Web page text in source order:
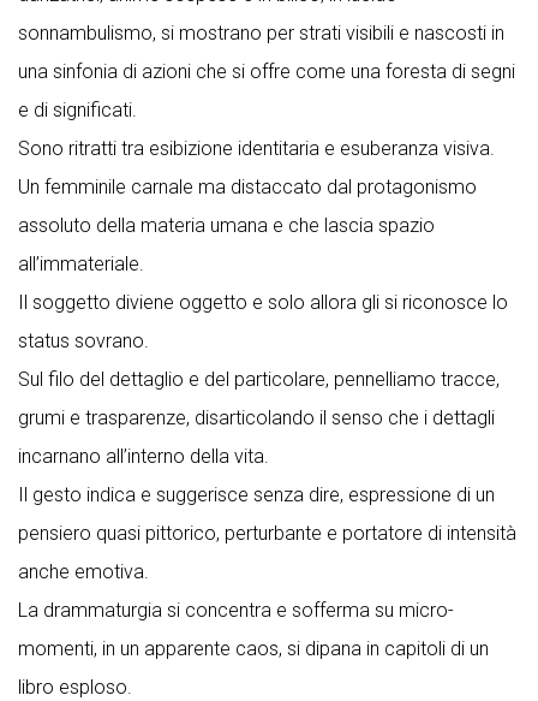
sonnambulismo, si mostrano per strati visibili e nascosti in
una sinfonia di azioni che si offre come una foresta di segni
e di significati.
Sono ritratti tra esibizione identitaria e esuberanza visiva.
Un femminile carnale ma distaccato dal protagonismo
assoluto della materia umana e che lascia spazio
all’immateriale.
Il soggetto diviene oggetto e solo allora gli si riconosce lo
status sovrano.
Sul filo del dettaglio e del particolare, pennelliamo tracce,
grumi e trasparenze, disarticolando il senso che i dettagli
incarnano all’interno della vita.
Il gesto indica e suggerisce senza dire, espressione di un
pensiero quasi pittorico, perturbante e portatore di intensità
anche emotiva.
La drammaturgia si concentra e sofferma su micro-
momenti, in un apparente caos, si dipana in capitoli di un
libro esploso.